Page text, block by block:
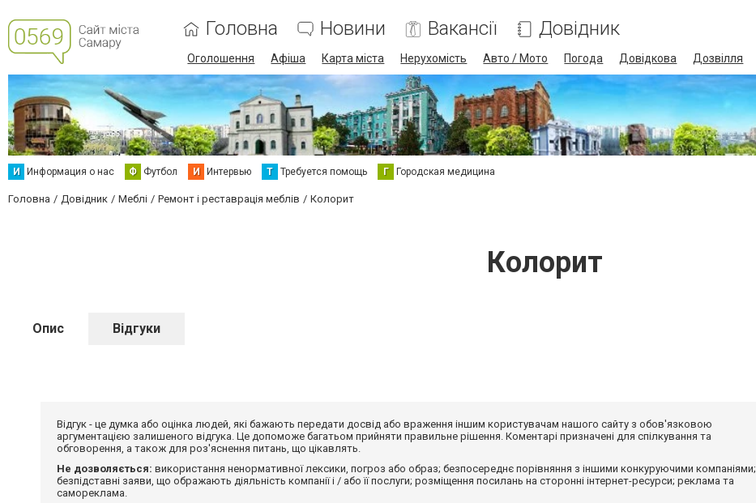
Головна Новини Вакансії Довідник
Оголошення Афіша Карта міста Нерухомість Авто / Мото Погода Довідкова Дозвілля
И Информация о нас Ф Футбол И Интервью Т Требуется помощь Г Городская медицина
Головна Довідник Меблі Ремонт і реставрація меблів Колорит
Колорит
Опис Відгуки
Відгук - це думка або оцінка людей, які бажають передати досвід або враження іншим користувачам нашого сайту з обов'язковою
аргументацією залишеного відгука. Це допоможе багатьом прийняти правильне рішення. Коментарі призначені для спілкування та
обговорення, а також для роз'яснення питань, що цікавлять.
Не дозволяється: використання ненормативної лексики, погроз або образ; безпосереднє порівняння з іншими конкуруючими компаніями;
безпідставні заяви, що ображають діяльність компанії і / або її послуги; розміщення посилань на сторонні інтернет-ресурси; реклама та
самореклама.